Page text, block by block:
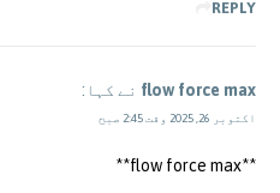
REPLY
flow force max نے کہا:
اکتوبر 26, 2025 وقت 2:45 صبح
**flow force max**